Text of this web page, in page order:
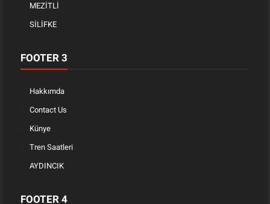
MEZİTLİ
SİLİFKE
FOOTER 3
Hakkımda
Contact Us
Künye
Tren Saatleri
AYDINCIK
FOOTER 4